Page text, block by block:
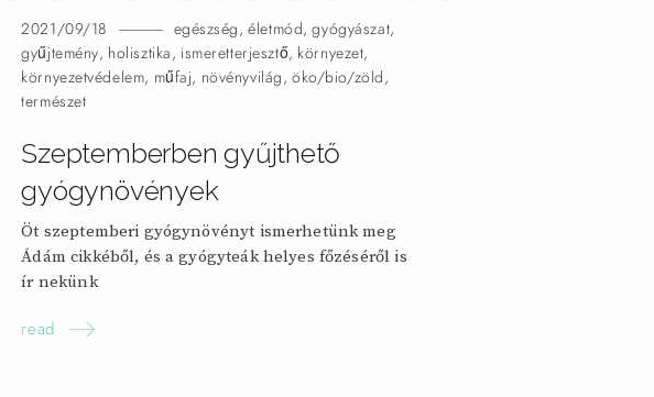
2021/09/18 egészség,életmód,gyógyászat,
gyűjtemény, holisztika, ismeretterjesztő, környezet,
környezetvédelem, műfaj, növényvilág,öko/bio/zöld,
természet
Szeptemberben gyűjthető
gyógynövények
Öt szeptemberi gyógynövényt ismerhetünk meg
Ádám cikkéből, és a gyógyteák helyes főzéséről is
ír nekünk
read